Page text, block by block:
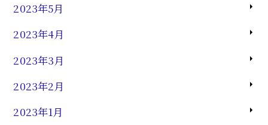
2023年5月
2023年4月
2023年3月
2023年2月
2023年1月